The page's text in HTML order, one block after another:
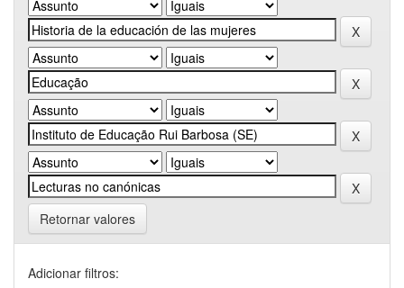
Retornar valores
Adicionar filtros: